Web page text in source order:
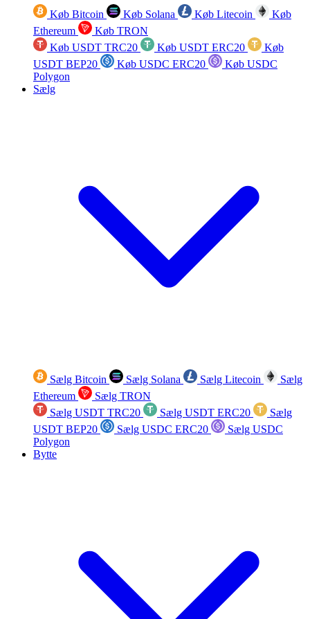
Køb Bitcoin Køb Solana Køb Litecoin
Køb
Ethereum
Køb TRON
Køb USDT TRC20
Køb USDT ERC20
Køb
USDT BEP20
Køb USDC ERC20
Køb USDC
Polygon
Sælg
Sælg Bitcoin Sælg Solana Sælg Litecoin
Sælg
Ethereum
Sælg TRON
Sælg USDT TRC20
Sælg USDT ERC20
Sælg
USDT BEP20
Sælg USDC ERC20
Sælg USDC
Polygon
Bytte